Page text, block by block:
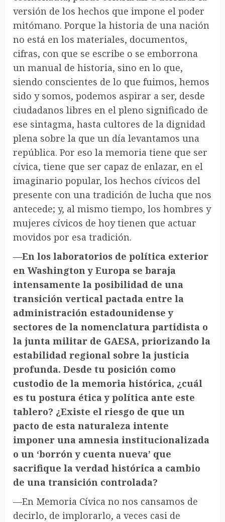
versión de los hechos que impone el poder
mitómano. Porque la historia de una nación
no está en los materiales, documentos,
cifras, con que se escribe o se emborrona
un manual de historia, sino en lo que,
siendo conscientes de lo que fuimos, hemos
sido y somos, podemos aspirar a ser, desde
ciudadanos libres en el pleno significado de
ese sintagma, hasta cultores de la dignidad
plena sobre la que un día levantamos una
república. Por eso la memoria tiene que ser
cívica, tiene que ser capaz de enlazar, en el
imaginario popular, los hechos cívicos del
presente con una tradición de lucha que nos
antecede; y, al mismo tiempo, los hombres y
mujeres cívicos de hoy tienen que actuar
movidos por esa tradición.
—En los laboratorios de política exterior
en Washington y Europa se baraja
intensamente la posibilidad de una
transición vertical pactada entre la
administración estadounidense y
sectores de la nomenclatura partidista o
la junta militar de GAESA, priorizando la
estabilidad regional sobre la justicia
profunda. Desde tu posición como
custodio de la memoria histórica, ¿cuál
es tu postura ética y política ante este
tablero? ¿Existe el riesgo de que un
pacto de esta naturaleza intente
imponer una amnesia institucionalizada
o un ‘borrón y cuenta nueva’ que
sacrifique la verdad histórica a cambio
de una transición controlada?
—En Memoria Cívica no nos cansamos de
decirlo, de implorarlo, a veces casi de